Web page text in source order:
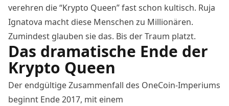
verehren die “Krypto Queen” fast schon kultisch. Ruja
Ignatova macht diese Menschen zu Millionären.
Zumindest glauben sie das. Bis der Traum platzt.
Das dramatische Ende der
Krypto Queen
Der endgültige Zusammenfall des OneCoin-Imperiums
beginnt Ende 2017, mit einem